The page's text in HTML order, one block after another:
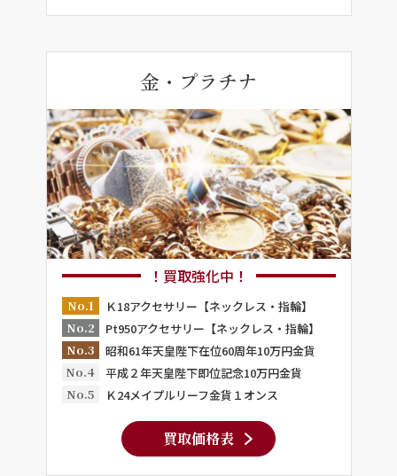
金・プラチナ
！買取強化中！
No.1
Ｋ18アクセサリー【ネックレス・指輪】
No.2
Pt950アクセサリー【ネックレス・指輪】
No.3
昭和61年天皇陛下在位60周年10万円金貨
No.4
平成２年天皇陛下即位記念10万円金貨
No.5
Ｋ24メイプルリーフ金貨１オンス
買取価格表